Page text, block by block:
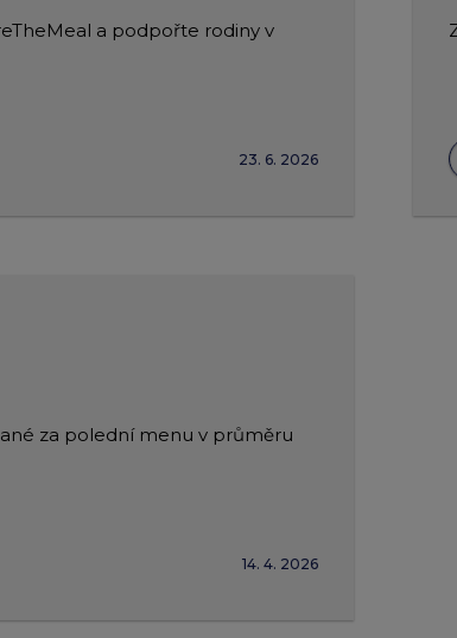
a podpořte rodiny v
23. 6. 2026
za polední menu v průměru
14. 4. 2026